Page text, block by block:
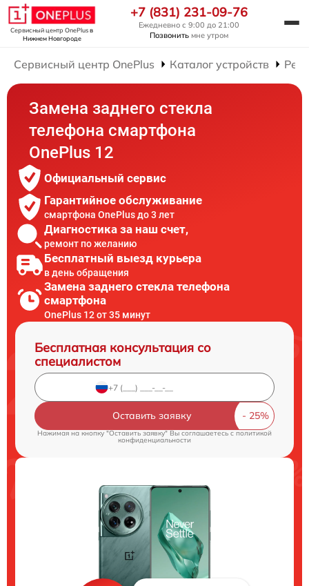
Сервисный центр OnePlusв
Нижнем Новгороде
+7 (831) 231-09-76
Ежедневно с 9:00 до 21:00
Позвонить мне утром
Сервисный центр OnePlus Каталог устройств
Замена заднего стекла
телефона смартфона
OnePlus 12
Официальный сервис
Гарантийное обслуживание
смартфона OnePlus до 3 лет
Диагностика за наш счет,
ремонт по желанию
Бесплатный выезд курьера
в день обращения
Замена заднего стекла телефона
смартфона
OnePlus 12 от 35 минут
Бесплатная консультация со
специалистом
Оставить заявку
Нажимая на кнопку "Оставить заявку" Вы соглашаетесь c политикой
конфиденциальности